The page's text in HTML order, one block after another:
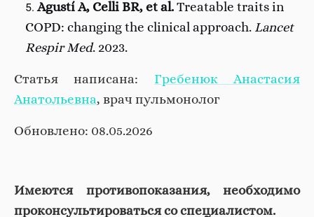
Agustí A, Celli BR, et al. Treatable traits in
COPD: changing the clinical approach. Lancet
Respir Med. 2023.
Статья написана: Гребенюк Анастасия
Анатольевна, врач пульмонолог
Обновлено: 08.05.2026
Имеются противопоказания, необходимо
проконсультироваться со специалистом.